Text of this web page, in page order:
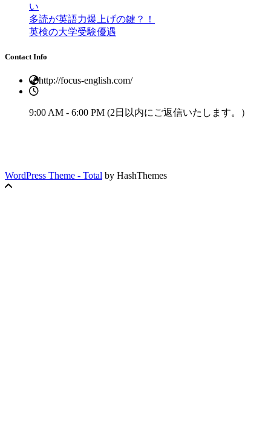
い
多読が英語力爆上げの鍵？！
英検の大学受験優遇
Contact Info
http://focus-english.com/
9:00 AM - 6:00 PM (2日以内にご返信いたします。）
WordPress Theme - Total by HashThemes